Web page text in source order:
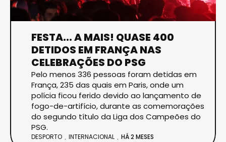
FESTA... A MAIS! QUASE 400
DETIDOS EM FRANÇA NAS
CELEBRAÇÕES DO PSG
Pelo menos 336 pessoas foram detidas em
França, 235 das quais em Paris, onde um
polícia ficou ferido devido ao lançamento de
fogo-de-artifício, durante as comemorações
do segundo título da Liga dos Campeões do
PSG.
DESPORTO INTERNACIONAL HÁ 2 MESES